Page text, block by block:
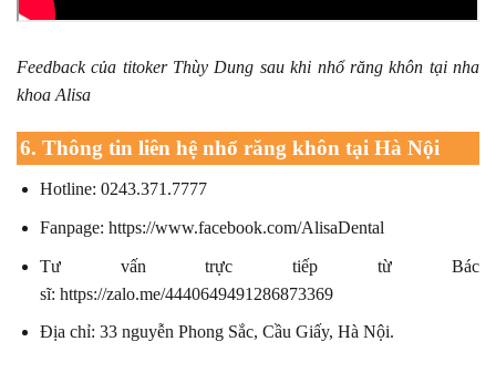
Feedback của titoker Thùy Dung sau khi nhổ răng khôn tại nha
khoa Alisa
6. Thông tin liên hệ nhổ răng khôn tại Hà Nội
Hotline: 0243.371.7777
Fanpage: https://www.facebook.com/AlisaDental
Tư vấn trực tiếp từ Bác
sĩ: https://zalo.me/4440649491286873369
Địa chỉ: 33 nguyễn Phong Sắc, Cầu Giấy, Hà Nội.